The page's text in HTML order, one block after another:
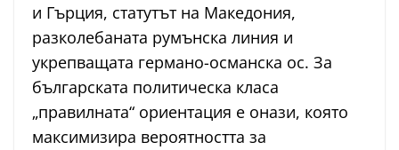
и Гърция, статутът на Македония,
разколебаната румънска линия и
укрепващата германо-османска ос. За
българската политическа класа
„правилната“ ориентация е онази, която
максимизира вероятността за